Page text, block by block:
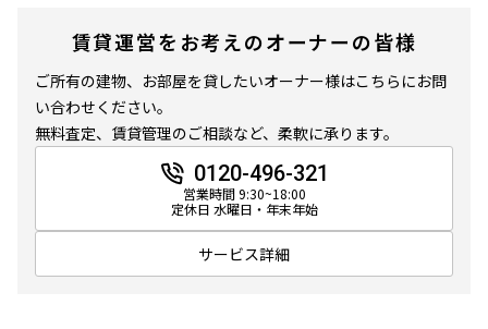
賃貸運営をお考えのオーナーの皆様
ご所有の建物、お部屋を貸したいオーナー様はこちらにお問
い合わせください。
無料査定、賃貸管理のご相談など、柔軟に承ります。
0120-496-321
営業時間 9:30~18:00
定休日 水曜日・年末年始
サービス詳細